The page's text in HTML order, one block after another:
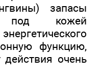
запасы
под кожей
функцию,
очень